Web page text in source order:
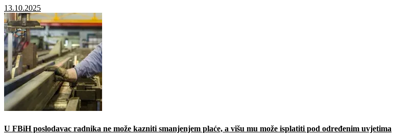
13.10.2025
U FBiH poslodavac radnika ne može kazniti smanjenjem plaće, a višu mu može isplatiti pod određenim uvjetima